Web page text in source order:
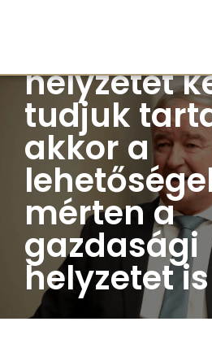
helyzetet
tudjuk
akkor a
mérten a
gazdasági
helyzetet is